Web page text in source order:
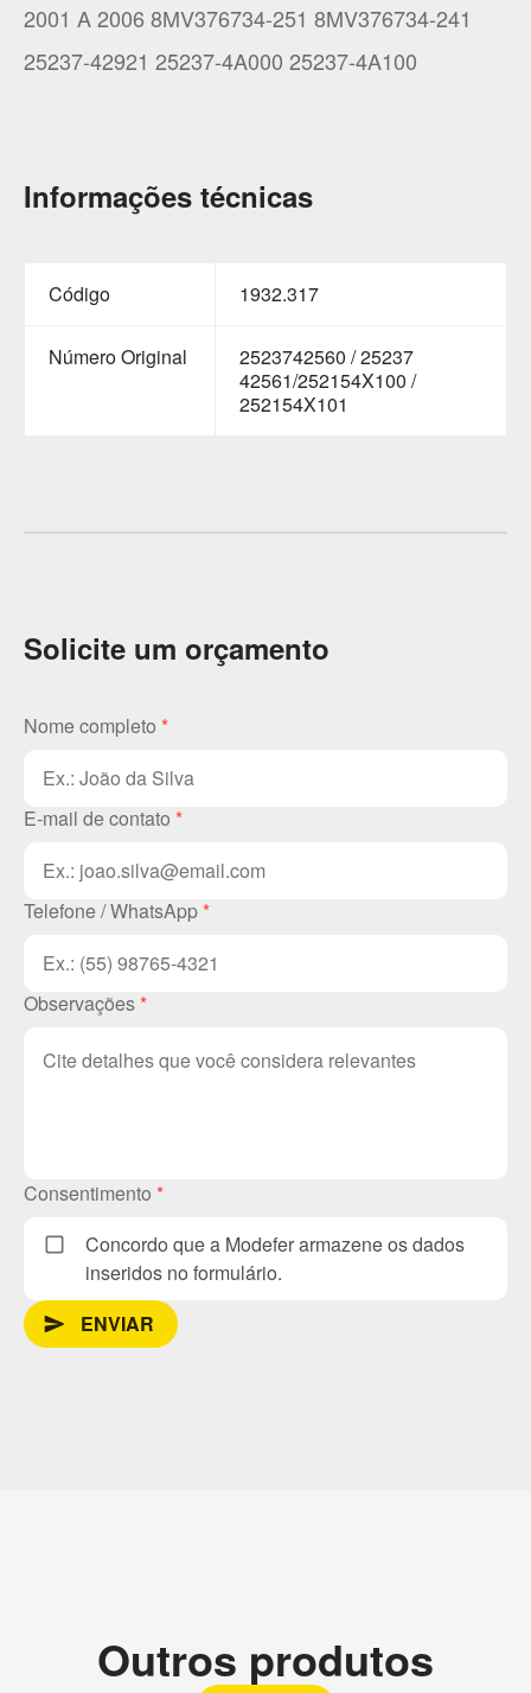
2001 A 2006 8MV376734-251 8MV376734-241
25237-42921 25237-4A000 25237-4A100
Informações técnicas
Código 1932.317
Número Original
2523742560 / 25237
42561/252154X100 /
252154X101
Solicite um orçamento
Nome completo *
E-mail de contato *
Telefone / WhatsApp *
Observações *
Consentimento *
Concordo que a Modefer armazene os dados
inseridos no formulário.
send_messageENVIAR
Outros produtos